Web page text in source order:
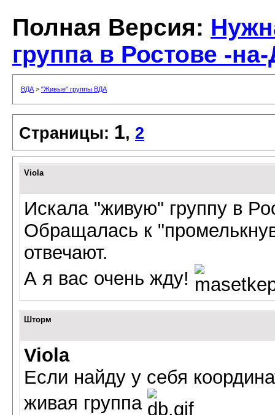
Полная Версия:
группа в Ростове -
ВДА > "Живые" группы ВДА
Страницы: 1, 2
Viola
Искала "живую" группу в
Обращалась к
отвечают.
А я вас очень жду!
Шторм
Viola
Если найду у себя
живая группа